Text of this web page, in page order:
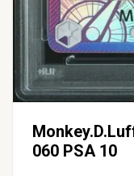
060 PSA 10